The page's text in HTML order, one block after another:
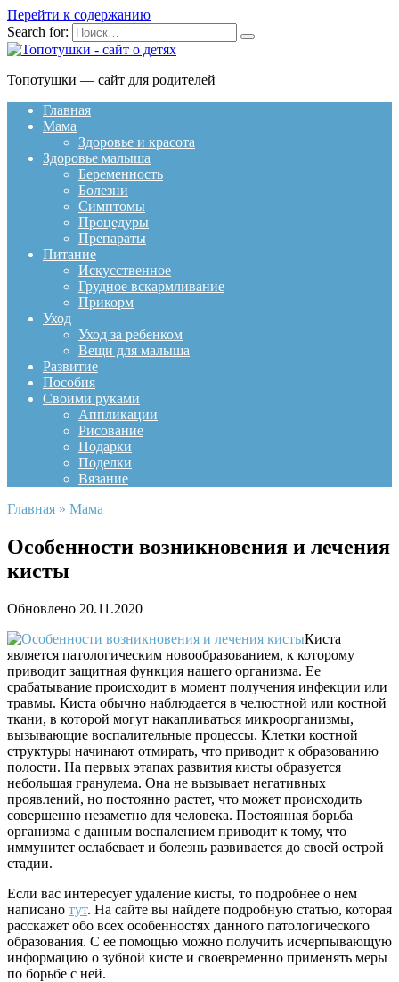
Перейти к содержанию
Search for:
Топотушки — сайт для родителей
Главная
Мама
Здоровье и красота
Здоровье малыша
Беременность
Болезни
Симптомы
Процедуры
Препараты
Питание
Искусственное
Грудное вскармливание
Прикорм
Уход
Уход за ребенком
Вещи для малыша
Развитие
Пособия
Своими руками
Аппликации
Рисование
Подарки
Поделки
Вязание
Главная » Мама
Особенности возникновения и лечения
кисты
Обновлено 20.11.2020
Киста
является патологическим новообразованием, к которому
приводит защитная функция нашего организма. Ее
срабатывание происходит в момент получения инфекции или
травмы. Киста обычно наблюдается в челюстной или костной
ткани, в которой могут накапливаться микроорганизмы,
вызывающие воспалительные процессы. Клетки костной
структуры начинают отмирать, что приводит к образованию
полости. На первых этапах развития кисты образуется
небольшая гранулема. Она не вызывает негативных
проявлений, но постоянно растет, что может происходить
совершенно незаметно для человека. Постоянная борьба
организма с данным воспалением приводит к тому, что
иммунитет ослабевает и болезнь развивается до своей острой
стадии.
Если вас интересует удаление кисты, то подробнее о нем
написано тут. На сайте вы найдете подробную статью, которая
расскажет обо всех особенностях данного патологического
образования. С ее помощью можно получить исчерпывающую
информацию о зубной кисте и своевременно применять меры
по борьбе с ней.